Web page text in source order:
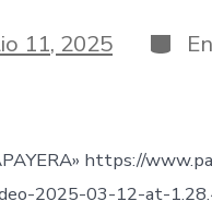
11, 2025 En
https://
2025-03-12-at-